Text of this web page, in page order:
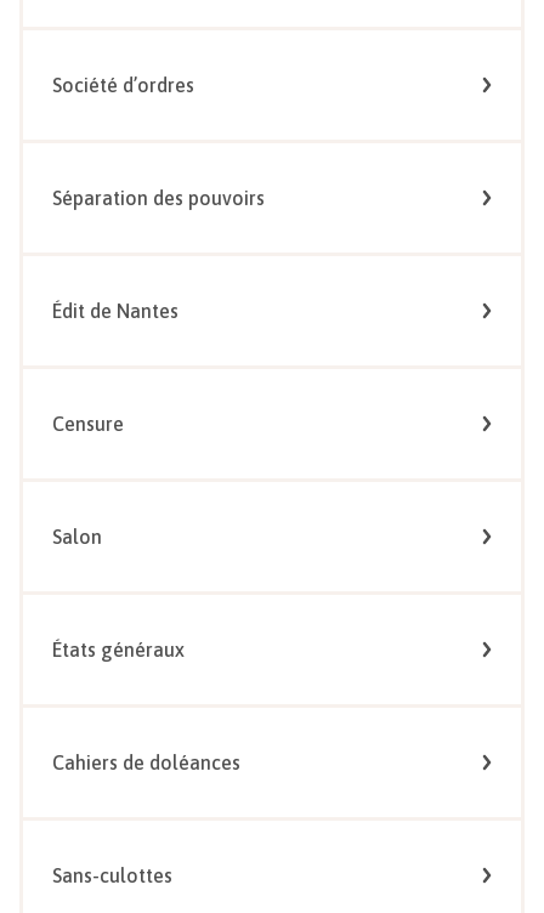
Société d’ordres
Séparation des pouvoirs
Édit de Nantes
Censure
Salon
États généraux
Cahiers de doléances
Sans-culottes